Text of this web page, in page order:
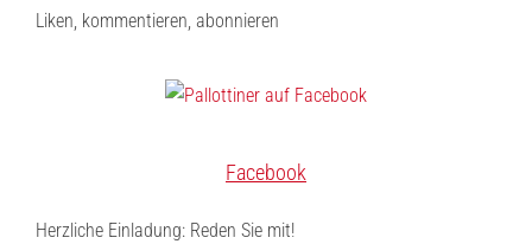
Liken, kommentieren, abonnieren
Facebook
Herzliche Einladung: Reden Sie mit!